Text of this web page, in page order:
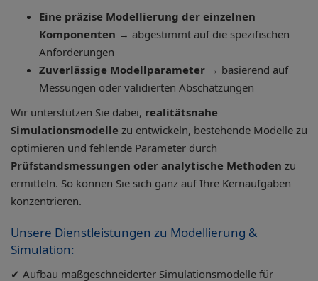
Eine präzise Modellierung der einzelnen
Komponenten → abgestimmt auf die spezifischen
Anforderungen
Zuverlässige Modellparameter → basierend auf
Messungen oder validierten Abschätzungen
Wir unterstützen Sie dabei, realitätsnahe
Simulationsmodelle zu entwickeln, bestehende Modelle zu
optimieren und fehlende Parameter durch
Prüfstandsmessungen oder analytische Methoden zu
ermitteln. So können Sie sich ganz auf Ihre Kernaufgaben
konzentrieren.
Unsere Dienstleistungen zu Modellierung &
Simulation:
✔ Aufbau maßgeschneiderter Simulationsmodelle für